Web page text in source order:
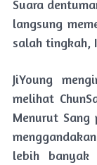
Suara
langsung
salah tingkah,
JiYoung
melihat
Menurut
lebih